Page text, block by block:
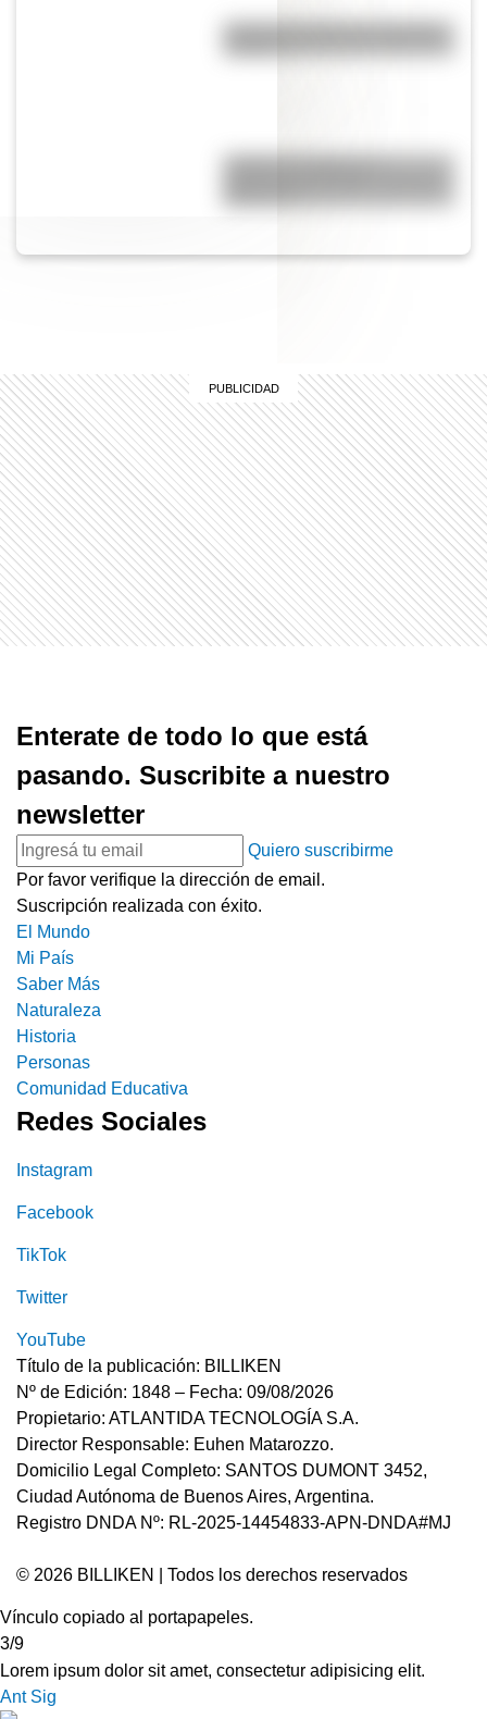
¿Cuál es el origen de la palabra
¿Cuál es el origen y el
Enterate de todo lo que está
pasando. Suscribite a nuestro
newsletter
Quiero suscribirme
Por favor verifique la dirección de email.
Suscripción realizada con éxito.
El Mundo
Mi País
Saber Más
Naturaleza
Historia
Personas
Comunidad Educativa
Redes Sociales
Instagram
Facebook
TikTok
Twitter
YouTube
Título de la publicación: BILLIKEN
Nº de Edición: 1848 – Fecha: 09/08/2026
Propietario: ATLANTIDA TECNOLOGÍA S.A.
Director Responsable: Euhen Matarozzo.
Domicilio Legal Completo: SANTOS DUMONT 3452,
Ciudad Autónoma de Buenos Aires, Argentina.
Registro DNDA Nº: RL-2025-14454833-APN-DNDA#MJ
© 2026 BILLIKEN | Todos los derechos reservados
Vínculo copiado al portapapeles.
3/9
Lorem ipsum dolor sit amet, consectetur adipisicing elit.
Ant Sig